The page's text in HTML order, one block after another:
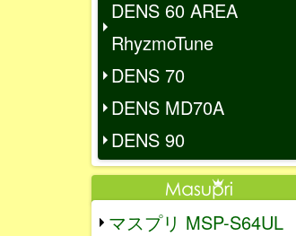
DENS 60 AREA
RhyzmoTune
DENS 70
DENS MD70A
DENS 90
マスプリ MSP-S64UL